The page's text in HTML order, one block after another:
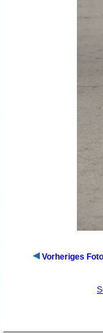
Vorheriges Foto